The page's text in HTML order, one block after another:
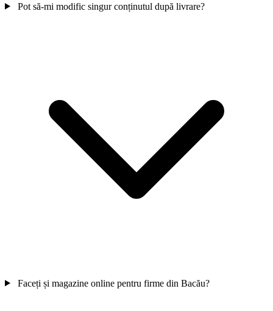
Pot să-mi modific singur conținutul după livrare?
Faceți și magazine online pentru firme din Bacău?